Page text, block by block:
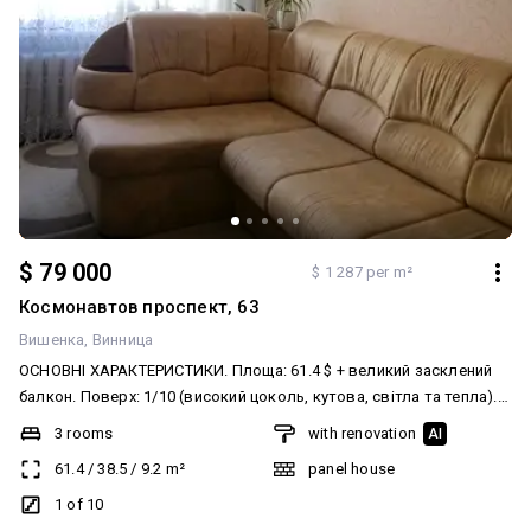
$ 79 000 $ 1 287 per m²
Космонавтов проспект, 63
Вишенка Винница
ОСНОВНІ ХАРАКТЕРИСТИКИ. Площа: 61.4 $ + великий засклений
балкон. Поверх: 1/10 (високий цоколь, кутова, світла та тепла).
Планування: 3 окремі кімнати, квадратний хол, роздільний
санвузол. Житловий стан: квартира доглянута, власники
проживають понад 10 років. Замінені труби, міжкімнатні двері,
металопластикові вікна, засклений балкон з ремонтом.
3 rooms
61.4/38.5 / 9.2 m²
1 of 10
with renovation AI
panel house